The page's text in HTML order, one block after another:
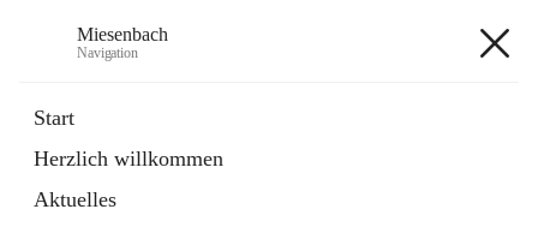
Miesenbach
Navigation
Start
Herzlich willkommen
Aktuelles
Externe Webseite
in